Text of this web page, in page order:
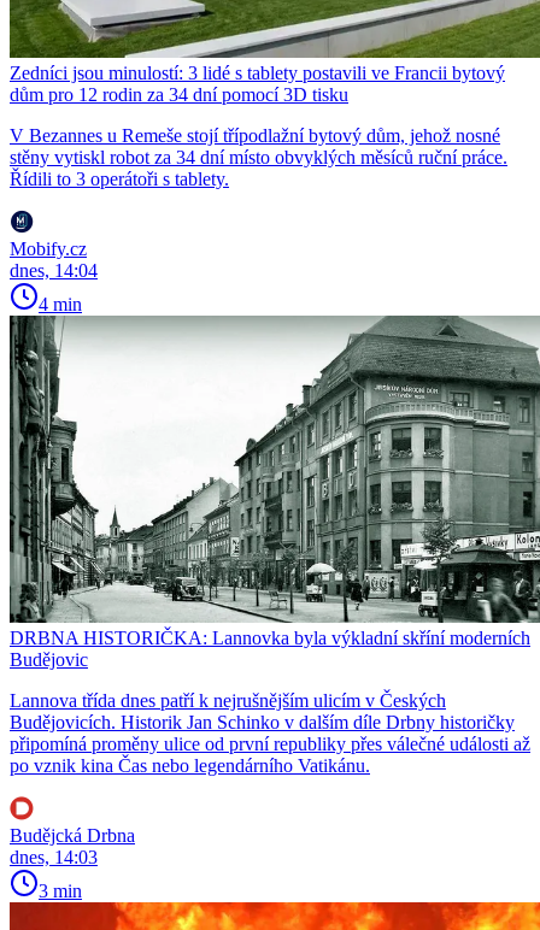
Zedníci jsou minulostí: 3 lidé s tablety postavili ve Francii bytový
dům pro 12 rodin za 34 dní pomocí 3D tisku
V Bezannes u Remeše stojí třípodlažní bytový dům, jehož nosné
stěny vytiskl robot za 34 dní místo obvyklých měsíců ruční práce.
Řídili to 3 operátoři s tablety.
Mobify.cz
dnes, 14:04
4 min
DRBNA HISTORIČKA: Lannovka byla výkladní skříní moderních
Budějovic
Lannova třída dnes patří k nejrušnějším ulicím v Českých
Budějovicích. Historik Jan Schinko v dalším díle Drbny historičky
připomíná proměny ulice od první republiky přes válečné události až
po vznik kina Čas nebo legendárního Vatikánu.
Budějcká Drbna
dnes, 14:03
3 min